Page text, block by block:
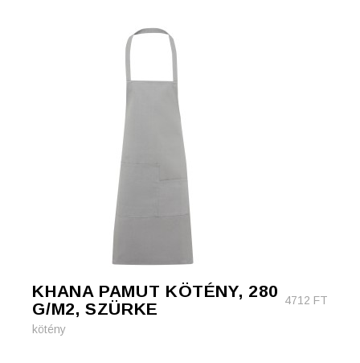
KHANA PAMUT KÖTÉNY, 280
G/M2, SZÜRKE
4712 FT
kötény